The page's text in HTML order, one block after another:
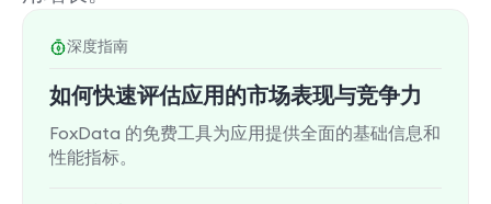
深度指南
如何快速评估应用的市场表现与竞争力
FoxData 的免费工具为应用提供全面的基础信息和
性能指标。